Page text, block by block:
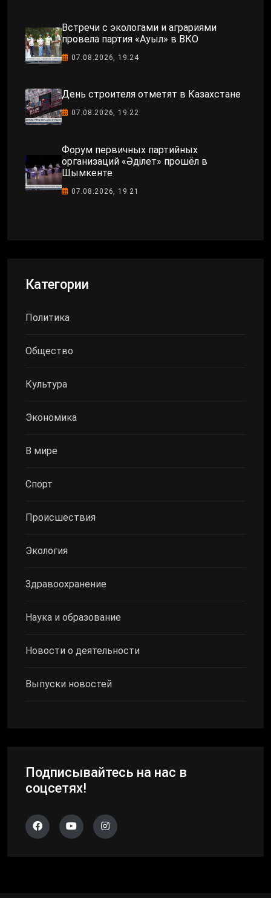
Встречи с экологами и аграриями
провела партия «Ауыл» в ВКО
07.08.2026, 19:24
День строителя отметят в Казахстане
07.08.2026, 19:22
Форум первичных партийных
организаций «Әділет» прошёл в
Шымкенте
07.08.2026, 19:21
Категории
Политика
Общество
Культура
Экономика
В мире
Спорт
Происшествия
Экология
Здравоохранение
Наука и образование
Новости о деятельности
Выпуски новостей
Подписывайтесь на нас в
соцсетях!